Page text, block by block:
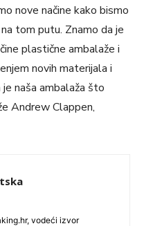
nove načine kako bismo
tom putu. Znamo da je
plastične ambalaže i
novih materijala i
naša ambalaža što
Andrew Clappen,
vodeći izvor